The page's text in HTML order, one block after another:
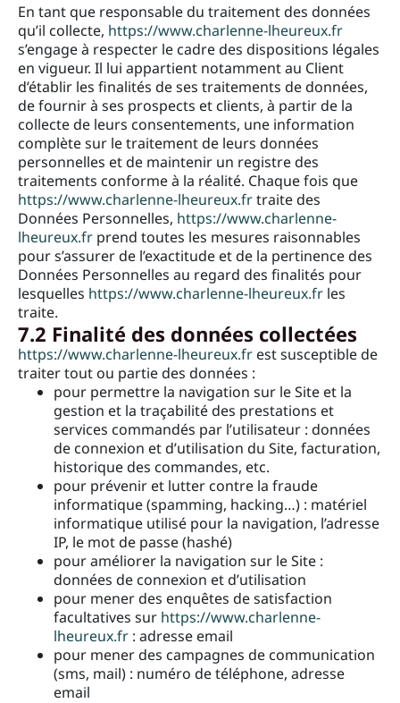
En tant que responsable du traitement des données
qu’il collecte, https://www.charlenne-lheureux.fr
s’engage à respecter le cadre des dispositions légales
en vigueur. Il lui appartient notamment au Client
d’établir les finalités de ses traitements de données,
de fournir à ses prospects et clients, à partir de la
collecte de leurs consentements, une information
complète sur le traitement de leurs données
personnelles et de maintenir un registre des
traitements conforme à la réalité. Chaque fois que
https://www.charlenne-lheureux.frtraite des
Données Personnelles, https://www.charlenne-
lheureux.fr prend toutes les mesures raisonnables
pour s’assurer de l’exactitude et de la pertinence des
Données Personnelles au regard des finalités pour
lesquelles https://www.charlenne-lheureux.fr les
traite.
7.2 Finalité des données collectées
https://www.charlenne-lheureux.fr est susceptible de
traiter tout ou partie des données :
pour permettre la navigation sur le Site et la
gestion et la traçabilité des prestations et
services commandés par l’utilisateur : données
de connexion et d’utilisation du Site, facturation,
historique des commandes, etc.
pour prévenir et lutter contre la fraude
informatique (spamming, hacking…) : matériel
informatique utilisé pour la navigation, l’adresse
IP, le mot de passe (hashé)
pour améliorer la navigation sur le Site :
données de connexion et d’utilisation
pour mener des enquêtes de satisfaction
facultatives sur https://www.charlenne-
lheureux.fr : adresse email
pour mener des campagnes de communication
(sms, mail) : numéro de téléphone, adresse
email